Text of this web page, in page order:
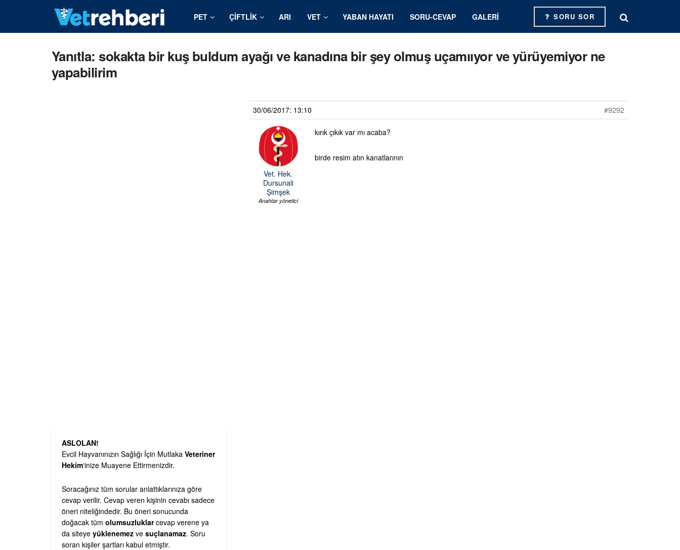
PET ÇIFTLIK ARI VET YABAN HAYATI SORU-CEVAP GALERI SORU SOR
Yanıtla: sokakta bir kuş buldum ayağı ve kanadına bir şey olmuş uçamııyor ve yürüyemiyor ne
yapabilirim
30/06/2017: 13:10 #9292
Vet. Hek.
Dursunali
Şimşek
Anahtar yönetici
kırık çıkık var mı acaba?
birde resim atın kanatlarının
ASLOLAN!
Evcil Hayvanınızın Sağlığı İçin Mutlaka Veteriner
Hekim‘inize Muayene Ettirmenizdir.
Soracağınız tüm sorular anlattıklarınıza göre
cevap verilir. Cevap veren kişinin cevabı sadece
öneri niteliğindedir. Bu öneri sonucunda
doğacak tüm olumsuzluklarcevap verene ya
da siteye yüklenemez ve suçlanamaz. Soru
soran kişiler şartları kabul etmiştir.